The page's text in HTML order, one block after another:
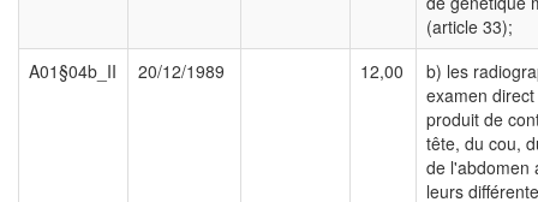
(article 33);
A01§04b_II
20/12/1989 12,00
b) les
examen
produit de
tête, du cou,
de l'abdomen
leurs